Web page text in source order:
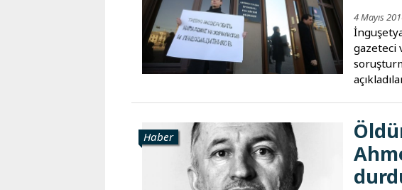
Karaçay-
Çerkes
Krasnodar
Kray
Osetya
Stavropol
Kray
4 Mayıs
gazeteci
Haber